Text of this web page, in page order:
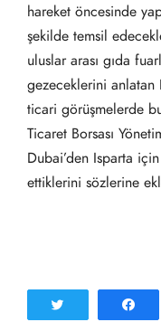
hareket öncesinde
şekilde temsil
uluslar arası gıda
gezeceklerini anlatan
ticari görüşmelerde
Ticaret Borsası
Dubai’den Isparta
ettiklerini sözlerine